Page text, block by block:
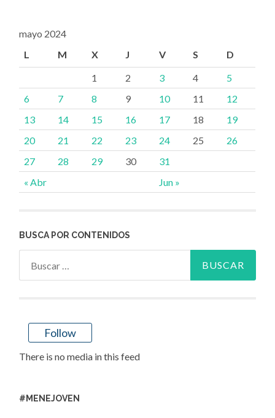
mayo 2024
L
M X J V S D
« Abr Jun »
1 2 3 4
5
6
7 8 9 10 11
12
13
14 15 16 17 18
19
20
21 22 23 24 25
26
27
28 29 30 31
BUSCA POR CONTENIDOS
Follow
There is no media in this feed
#MENEJOVEN